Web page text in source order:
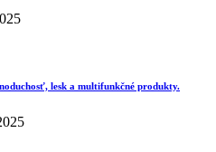
lesk a multifunkčné produkty.